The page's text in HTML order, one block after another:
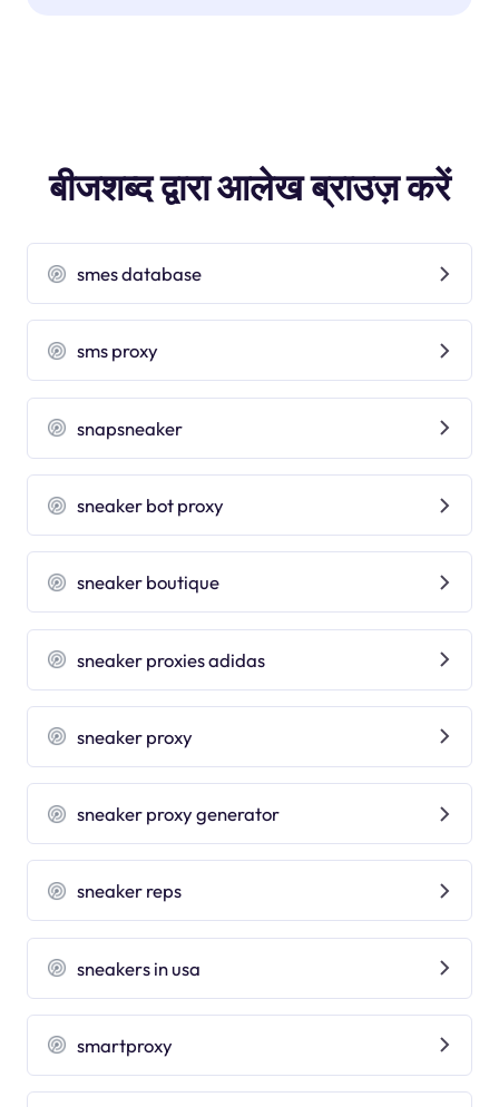
बीजशब्द द्वारा आलेख ब्राउज़ करें
smes database
sms proxy
snapsneaker
sneaker bot proxy
sneaker boutique
sneaker proxies adidas
sneaker proxy
sneaker proxy generator
sneaker reps
sneakers in usa
smartproxy